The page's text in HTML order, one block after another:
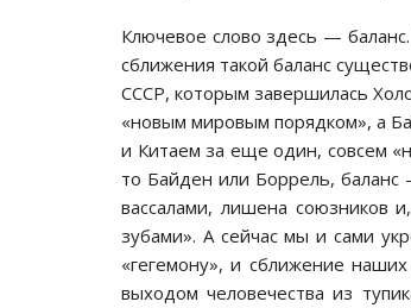
Ключевое слово здесь —
сближения такой баланс
СССР, которым завершилась
«новым мировым порядком», а
и Китаем за еще один, совсем
то Байден или Боррель, баланс
вассалами, лишена союзников
зубами». А сейчас мы и сами
«гегемону», и сближение
выходом человечества из